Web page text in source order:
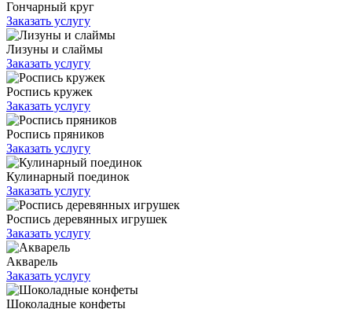
Гончарный круг
Заказать услугу
Лизуны и слаймы
Заказать услугу
Роспись кружек
Заказать услугу
Роспись пряников
Заказать услугу
Кулинарный поединок
Заказать услугу
Роспись деревянных игрушек
Заказать услугу
Акварель
Заказать услугу
Шоколадные конфеты